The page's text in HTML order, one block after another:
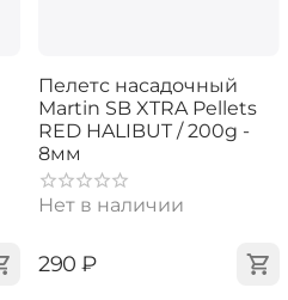
Пелетс насадочный
Martin SB XTRA Pellets
RED HALIBUT / 200g -
8мм
Нет в наличии
‍290‍ ₽